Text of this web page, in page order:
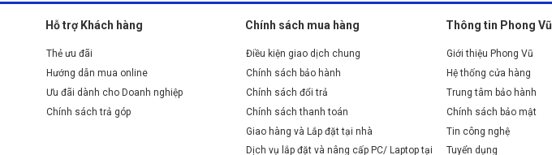
Hỗ trợ Khách hàng
Thẻ ưu đãi
Hướng dẫn mua online
Ưu đãi dành cho Doanh nghiệp
Chính sách trả góp
Chính sách mua hàng
Điều kiện giao dịch chung
Chính sách bảo hành
Chính sách đổi trả
Chính sách thanh toán
Giao hàng và Lắp đặt tại nhà
Dịch vụ lắp đặt và nâng cấp PC/ Laptop tại
Thông tin Phong Vũ
Giới thiệu Phong Vũ
Hệ thống cửa hàng
Trung tâm bảo hành
Chính sách bảo mật
Tin công nghệ
Tuyển dụng